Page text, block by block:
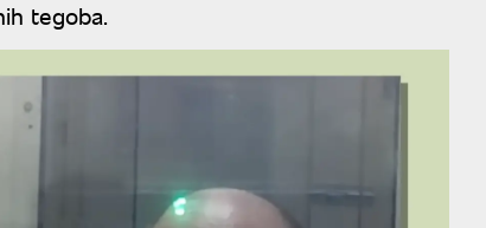
tegoba.